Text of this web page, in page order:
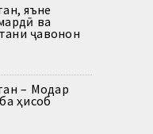
яъне
ва
ҷавонон
– Модар
ҳисоб